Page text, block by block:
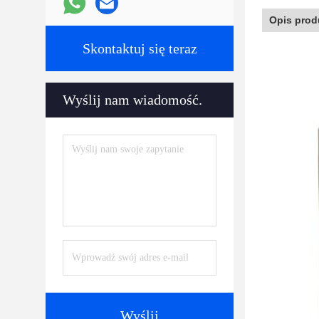
Skontaktuj się teraz
Wyślij nam wiadomość.
Wyślij
Opis